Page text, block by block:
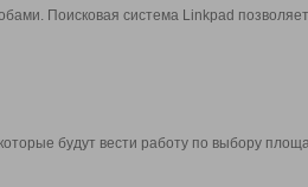
Поисковая система Linkpad позволяет
будут вести работу по выбору